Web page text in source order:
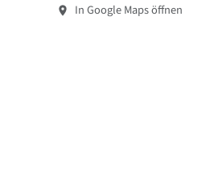
In Google Maps öffnen